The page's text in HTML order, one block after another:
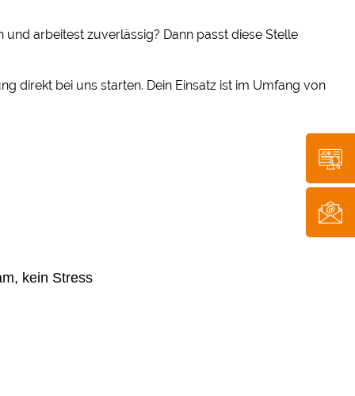
arbeitest zuverlässig? Dann passt diese Stelle
direkt bei uns starten. Dein Einsatz ist im Umfang von
kein Stress